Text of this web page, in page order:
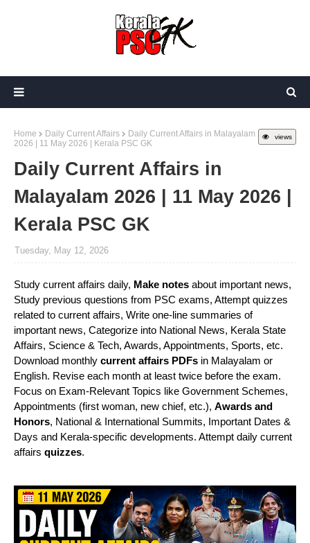
views
Home Daily Current Affairs
Daily Current Affairs in Malayalam
2026 | 11 May 2026 | Kerala PSC GK
Daily Current Affairs in
Malayalam 2026 | 11 May 2026 |
Kerala PSC GK
Tuesday, May 12, 2026
Study current affairs daily, Make notes about important news,
Study previous questions from PSC exams, Attempt quizzes
related to current affairs, Write one-line summaries of
important news, Categorize into National News, Kerala State
Affairs, Science & Tech, Awards, Appointments, Sports, etc.
Download monthly current affairs PDFs in Malayalam or
English. Revise each month at least twice before the exam.
Focus on Exam-Relevant Topics like Government Schemes,
Appointments (first woman, new chief, etc.), Awards and
Honors, National & International Summits, Important Dates &
Days and Kerala-specific developments. Attempt daily current
affairs quizzes.